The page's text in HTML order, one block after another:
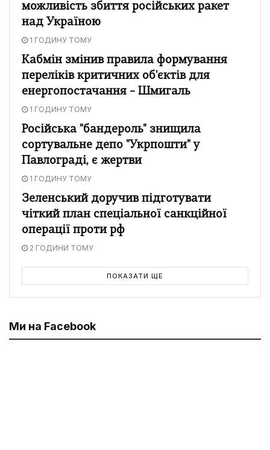
можливість збиття російських ракет
над Україною
1 ГОДИНУ ТОМУ
Кабмін змінив правила формування
переліків критичних об'єктів для
енергопостачання – Шмигаль
1 ГОДИНУ ТОМУ
Російська "бандероль" знищила
сортувальне депо "Укрпошти" у
Павлограді, є жертви
1 ГОДИНУ ТОМУ
Зеленський доручив підготувати
чіткий план спеціальної санкційної
операції проти рф
2 ГОДИНИ ТОМУ
ПОКАЗАТИ ЩЕ
Ми на Facebook